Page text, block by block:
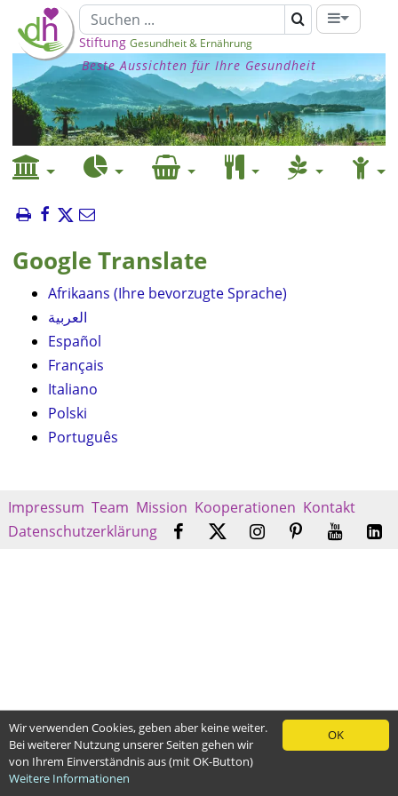
Stiftung Gesundheit & Ernährung
Beste Aussichten für Ihre Gesundheit
Google Translate
Afrikaans (Ihre bevorzugte Sprache)
العربية
Español
Français
Italiano
Polski
Português
Impressum Team Mission Kooperationen Kontakt
Datenschutzerklärung
OK
Wir verwenden Cookies, geben aber keine weiter.
Bei weiterer Nutzung unserer Seiten gehen wir
von Ihrem Einverständnis aus (mit OK-Button)
Weitere Informationen